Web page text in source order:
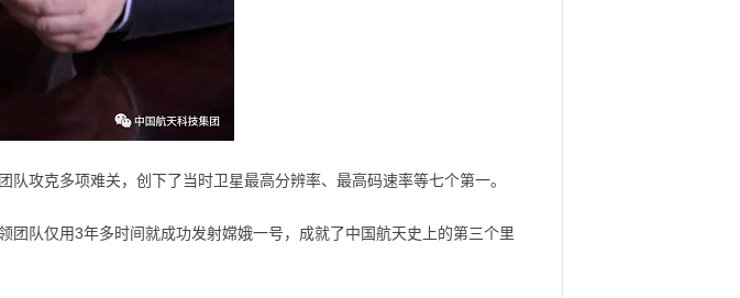
攻克多项难关，创下了当时卫星最高分辨率、最高码速率等七个第一。
队仅用3年多时间就成功发射嫦娥一号，成就了中国航天史上的第三个里